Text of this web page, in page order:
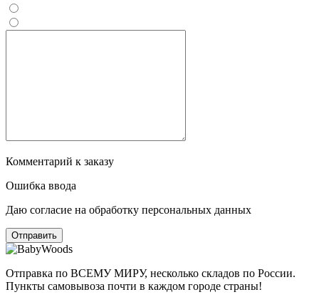
Комментарий к заказу
Ошибка ввода
Даю согласие на обработку персональных данных
Отправка по ВСЕМУ МИРУ, несколько складов по России.
Пункты самовывоза почти в каждом городе страны!